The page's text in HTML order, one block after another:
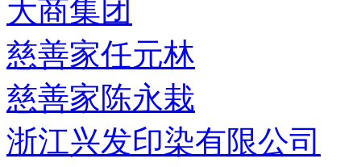
大商集团
慈善家任元林
慈善家陈永栽
浙江兴发印染有限公司